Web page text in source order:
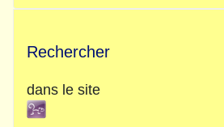
Rechercher
dans le site